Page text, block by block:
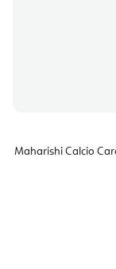
Maharishi Calcio